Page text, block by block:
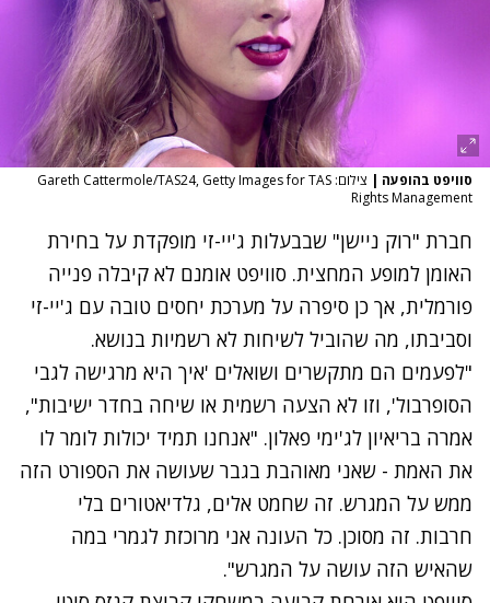
סוויפט בהופעה |
צילום: Gareth Cattermole/TAS24, Getty Images for TAS
Rights Management
חברת "רוק ניישן" שבבעלות ג'יי-זי מופקדת על בחירת
האומן למופע המחצית. סוויפט אומנם לא קיבלה פנייה
פורמלית, אך כן סיפרה על מערכת יחסים טובה עם ג'יי-זי
וסביבתו, מה שהוביל לשיחות לא רשמיות בנושא.
"לפעמים הם מתקשרים ושואלים 'איך היא מרגישה לגבי
הסופרבול', וזו לא הצעה רשמית או שיחה בחדר ישיבות",
אמרה בריאיון לג'ימי פאלון. "אנחנו תמיד יכולות לומר לו
את האמת - שאני מאוהבת בגבר שעושה את הספורט הזה
ממש על המגרש. זה שחמט אלים, גלדיאטורים בלי
חרבות. זה מסוכן. כל העונה אני מרוכזת לגמרי במה
שהאיש הזה עושה על המגרש".